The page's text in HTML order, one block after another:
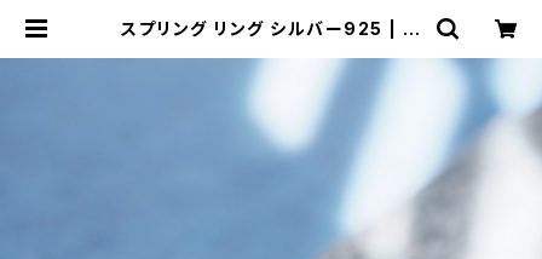
スプリング リング シルバー925 | ク
レディース メンズ アクセサリー ネッ
クレス ピアス 指輪 ギフト